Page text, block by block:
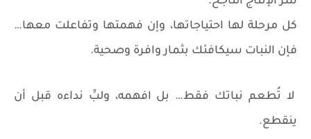
كل مرحلة لها احتياجاتها، وإن فهمتها وتفاعلت معها…
فإن النبات سيكافئك بثمار وافرة وصحية.
لا تُطعم نباتك فقط… بل افهمه، ولبِّ نداءه قبل أن
ينقطع.